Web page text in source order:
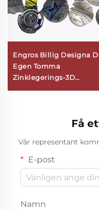
Engros Billig Designa
Egen Tomma
Zinklegerings-3D
Guldmedalj
Få
Vår representant
E-post
Namn